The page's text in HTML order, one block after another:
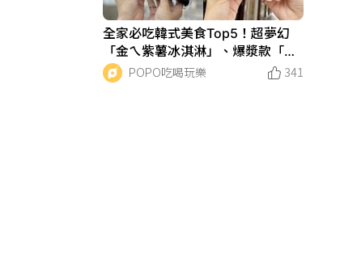
全家必吃韓式美食Top5！超夢幻
「金ㄟ紫薯冰淇淋」、爆漿款「粉
紅起司包」、新口味鍋巴飯...快去
嘗鮮！
POPO吃喝玩樂 341